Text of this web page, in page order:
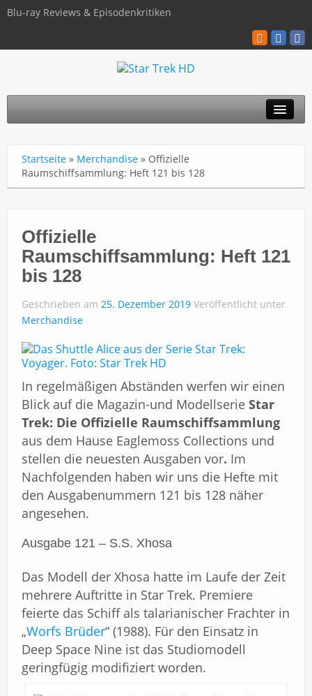
Blu-ray Reviews & Episodenkritiken
TNG
Kinofilme
Blu-ray / 4K
Über uns
Impressum
Startseite » Merchandise » Offizielle
Raumschiffsammlung: Heft 121 bis 128
Offizielle
Raumschiffsammlung: Heft 121
bis 128
Geschrieben am 25. Dezember 2019 Veröffentlicht unter
Merchandise
In regelmäßigen Abständen werfen wir einen
Blick auf die Magazin-und Modellserie Star
Trek: Die Offizielle Raumschiffsammlung
aus dem Hause Eaglemoss Collections und
stellen die neuesten Ausgaben vor. Im
Nachfolgenden haben wir uns die Hefte mit
den Ausgabenummern 121 bis 128 näher
angesehen.
Ausgabe 121 – S.S. Xhosa
Das Modell der Xhosa hatte im Laufe der Zeit
mehrere Auftritte in Star Trek. Premiere
feierte das Schiff als talarianischer Frachter in
„Worfs Brüder“ (1988). Für den Einsatz in
Deep Space Nine ist das Studiomodell
geringfügig modifiziert worden.